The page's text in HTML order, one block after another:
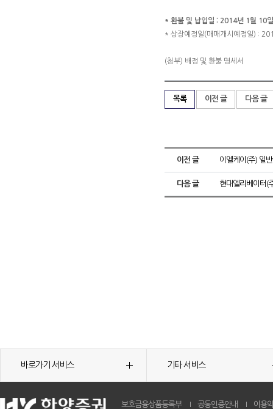
* 환불 및 납입일 : 2014년 1월 10
* 상장예정일(매매개시예정일) :
(첨부) 배정 및 환불 명세서
목록 이전 글 다음 글
이전 글 이엘케이(주) 일
다음 글 현대엘리베이터(
바로가기 서비스 기타 서비스
보호금융상품등록부 공동인증안내 이용